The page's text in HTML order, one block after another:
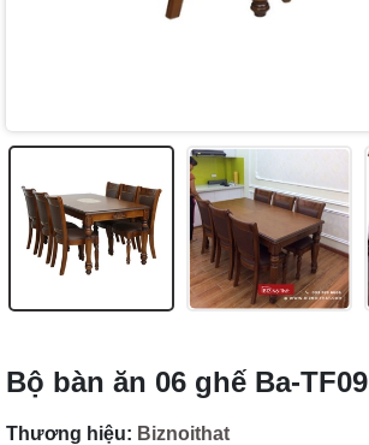
Bộ bàn ăn 06 ghế Ba-TF09
Thương hiệu: Biznoithat